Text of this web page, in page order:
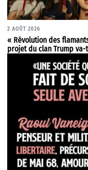
2 AOÛT 2026
« Révolution des
projet du clan Trump